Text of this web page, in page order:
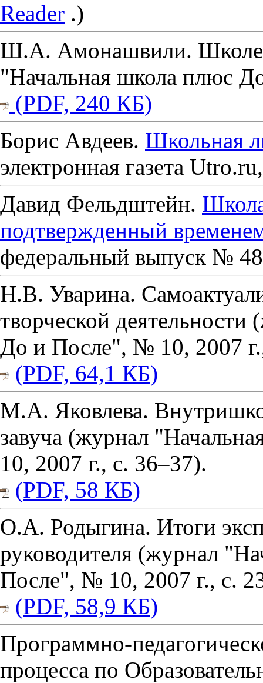
Reader .)
Ш.А. Амонашвили. Школе
"Начальная школа плюс
(PDF, 240 КБ)
Борис Авдеев. Школьная
электронная газета
Давид Фельдштейн.
подтвержденный
федеральный выпуск №
Н.В. Уварина.
творческой
До и После", № 10, 2007
(PDF, 64,1 КБ)
М.А. Яковлева.
завуча (журнал
10, 2007 г., с. 36–37).
(PDF, 58 КБ)
О.А. Родыгина. Итоги
руководителя (журнал
После", № 10, 2007 г., с.
(PDF, 58,9 КБ)
Программно-
процесса по